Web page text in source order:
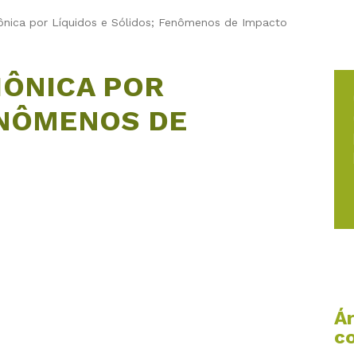
por Líquidos e Sólidos; Fenômenos de Impacto
POR
DE